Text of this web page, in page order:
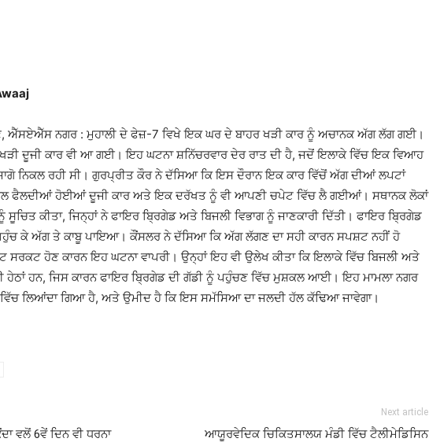
ਐੱਸਏਐੱਸ ਨਗਰ : ਮੁਹਾਲੀ ਦੇ ਫੇਜ਼-7 ਵਿਖੇ ਇਕ ਘਰ ਦੇ ਬਾਹਰ ਖੜੀ ਕਾਰ ਨੂੰ ਅਚਾਨਕ ਅੱਗ ਲੱਗ ਗਈ।
ਦੂਜੀ ਕਾਰ ਵੀ ਆ ਗਈ। ਇਹ ਘਟਨਾ ਸ਼ਨਿੱਚਰਵਾਰ ਦੇਰ ਰਾਤ ਦੀ ਹੈ, ਜਦੋਂ ਇਲਾਕੇ ਵਿੱਚ ਇਕ ਵਿਆਹ
ਨਿਕਲ ਰਹੀ ਸੀ। ਗੁਰਪ੍ਰੀਤ ਕੌਰ ਨੇ ਦੱਸਿਆ ਕਿ ਇਸ ਦੌਰਾਨ ਇਕ ਕਾਰ ਵਿੱਚੋਂ ਅੱਗ ਦੀਆਂ ਲਪਟਾਂ
ਫੈਲਦੀਆਂ ਹੋਈਆਂ ਦੂਜੀ ਕਾਰ ਅਤੇ ਇਕ ਦਰੱਖਤ ਨੂੰ ਵੀ ਆਪਣੀ ਚਪੇਟ ਵਿੱਚ ਲੈ ਗਈਆਂ। ਸਥਾਨਕ ਲੋਕਾਂ
ਕੀਤਾ, ਜਿਨ੍ਹਾਂ ਨੇ ਫਾਇਰ ਬ੍ਰਿਗੇਡ ਅਤੇ ਬਿਜਲੀ ਵਿਭਾਗ ਨੂੰ ਜਾਣਕਾਰੀ ਦਿੱਤੀ। ਫਾਇਰ ਬ੍ਰਿਗੇਡ
ਕੇ ਅੱਗ ਤੇ ਕਾਬੂ ਪਾਇਆ। ਕੌਂਸਲਰ ਨੇ ਦੱਸਿਆ ਕਿ ਅੱਗ ਲੱਗਣ ਦਾ ਸਹੀ ਕਾਰਨ ਸਪਸ਼ਟ ਨਹੀਂ ਹੋ
ਸਰਕਟ ਹੋਣ ਕਾਰਨ ਇਹ ਘਟਨਾ ਵਾਪਰੀ। ਉਨ੍ਹਾਂ ਇਹ ਵੀ ਉਲੇਖ ਕੀਤਾ ਕਿ ਇਲਾਕੇ ਵਿੱਚ ਬਿਜਲੀ ਅਤੇ
ਹੇਠਾਂ ਹਨ, ਜਿਸ ਕਾਰਨ ਫਾਇਰ ਬ੍ਰਿਗੇਡ ਦੀ ਗੱਡੀ ਨੂੰ ਪਹੁੰਚਣ ਵਿੱਚ ਮੁਸ਼ਕਲ ਆਈ। ਇਹ ਮਾਮਲਾ ਨਗਰ
ਲਿਆਂਦਾ ਗਿਆ ਹੈ, ਅਤੇ ਉਮੀਦ ਹੈ ਕਿ ਇਸ ਸਮੱਸਿਆ ਦਾ ਜਲਦੀ ਹੱਲ ਕੱਢਿਆ ਜਾਵੇਗਾ।
ਵਲੋਂ 6ਵੇਂ ਦਿਨ ਵੀ ਧਰਨਾ
Next article
ਆਯੂਰਵੇਦਿਕ ਚਿਕਿਤਸਾਲਯ ਮੰਡੀ ਵਿੱਚ ਟੈਲੀਮੇਡਿਸਿਨ